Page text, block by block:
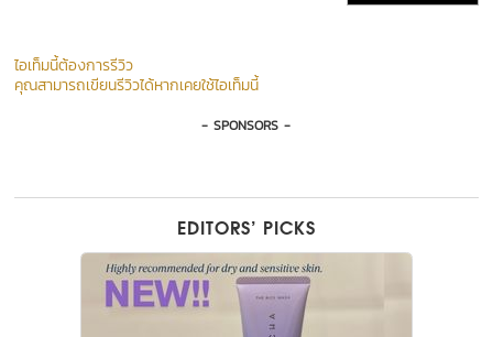
ไอเท็มนี้ต้องการรีวิว
คุณสามารถเขียนรีวิวได้หากเคยใช้ไอเท็มนี้
- SPONSORS -
EDITORS’ PICKS